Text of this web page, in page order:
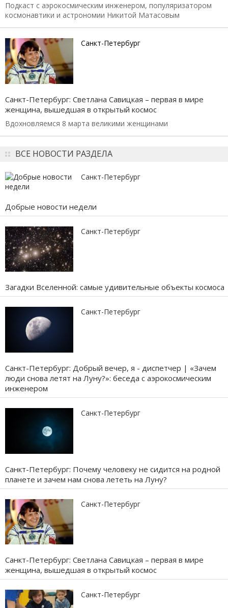
Подкаст с аэрокосмическим инженером, популяризатором
космонавтики и астрономии Никитой Матасовым
Санкт-Петербург
Санкт-Петербург: Светлана Савицкая – первая в мире
женщина, вышедшая в открытый космос
Вдохновляемся 8 марта великими женщинами
ВСЕ НОВОСТИ РАЗДЕЛА
Санкт-Петербург
Добрые новости недели
Санкт-Петербург
Загадки Вселенной: самые удивительные объекты космоса
Санкт-Петербург
Санкт-Петербург: Добрый вечер, я - диспетчер | «Зачем
люди снова летят на Луну?»: беседа с аэрокосмическим
инженером
Санкт-Петербург
Санкт-Петербург: Почему человеку не сидится на родной
планете и зачем нам снова лететь на Луну?
Санкт-Петербург
Санкт-Петербург: Светлана Савицкая – первая в мире
женщина, вышедшая в открытый космос
Санкт-Петербург